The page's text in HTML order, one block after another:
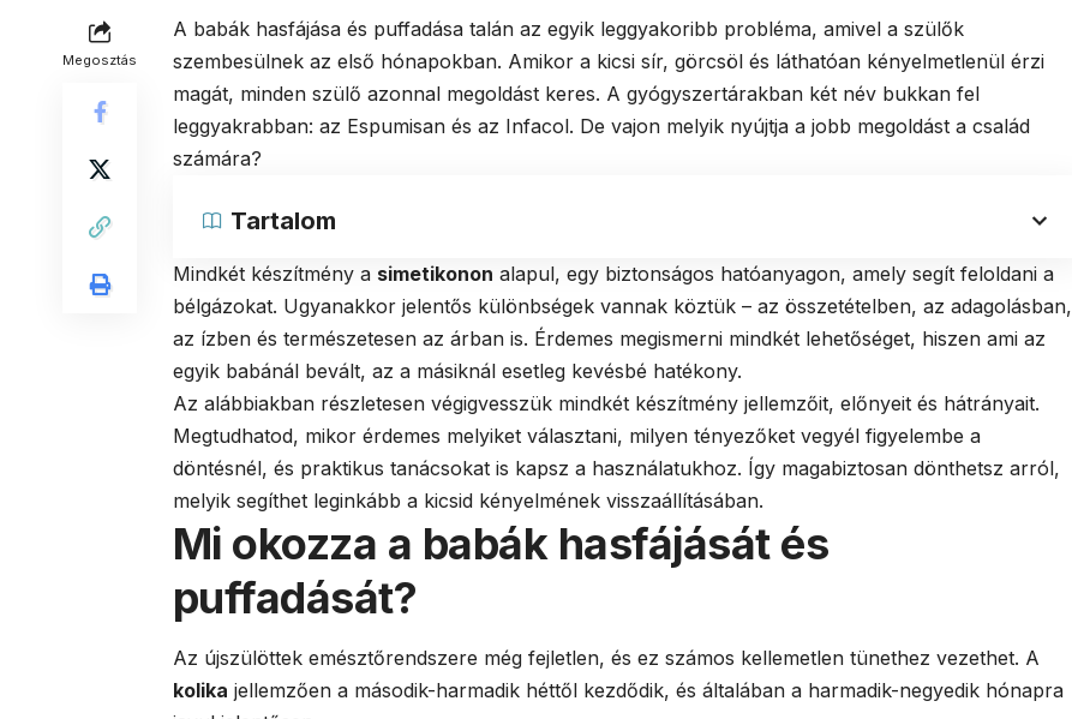
Megosztás
A babák hasfájása és puffadása talán az egyik leggyakoribb probléma, amivel a szülők
szembesülnek az első hónapokban. Amikor a kicsi sír, görcsöl és láthatóan kényelmetlenül érzi
magát, minden szülő azonnal megoldást keres. A gyógyszertárakban két név bukkan fel
leggyakrabban: az Espumisan és az Infacol. De vajon melyik nyújtja a jobb megoldást a család
számára?
Tartalom
Mindkét készítmény a simetikonon alapul, egy biztonságos hatóanyagon, amely segít feloldani a
bélgázokat. Ugyanakkor jelentős különbségek vannak köztük – az összetételben, az adagolásban,
az ízben és természetesen az árban is. Érdemes megismerni mindkét lehetőséget, hiszen ami az
egyik babánál bevált, az a másiknál esetleg kevésbé hatékony.
Az alábbiakban részletesen végigvesszük mindkét készítmény jellemzőit, előnyeit és hátrányait.
Megtudhatod, mikor érdemes melyiket választani, milyen tényezőket vegyél figyelembe a
döntésnél, és praktikus tanácsokat is kapsz a használatukhoz. Így magabiztosan dönthetsz arról,
melyik segíthet leginkább a kicsid kényelmének visszaállításában.
Mi okozza a babák hasfájását és
puffadását?
Az újszülöttek emésztőrendszere még fejletlen, és ez számos kellemetlen tünethez vezethet. A
kolika jellemzően a második-harmadik héttől kezdődik, és általában a harmadik-negyedik hónapra